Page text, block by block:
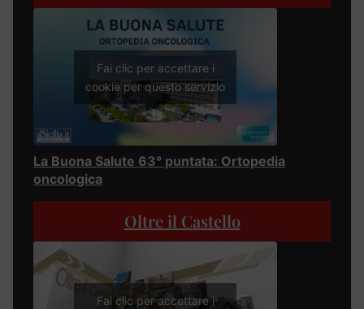
Fai clic per accettare i
cookie per questo servizio
La Buona Salute 63° puntata: Ortopedia
oncologica
Oltre il Castello
Fai clic per accettare i